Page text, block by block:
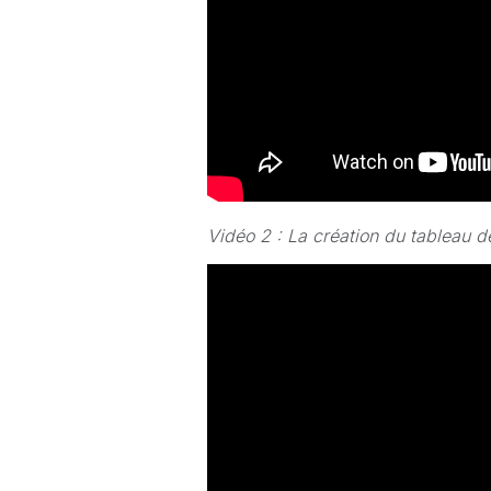
Vidéo 2 : La création du tableau